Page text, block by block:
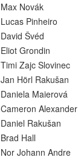
Max Novák
Lucas Pinheiro
David Švéd
Eliot Grondin
Timi Zajc Slovinec
Jan Hörl Rakušan
Daniela Maierová
Cameron Alexander
Daniel Rakušan
Brad Hall
Nor Johann Andre